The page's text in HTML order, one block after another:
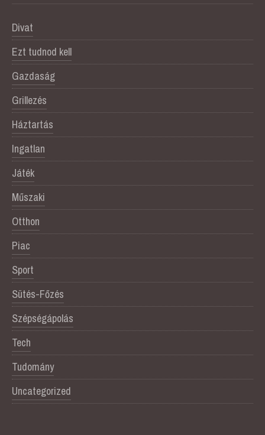
Divat
Ezt tudnod kell
Gazdaság
Grillezés
Háztartás
Ingatlan
Játék
Műszaki
Otthon
Piac
Sport
Sütés-Főzés
Szépségápolás
Tech
Tudomány
Uncategorized